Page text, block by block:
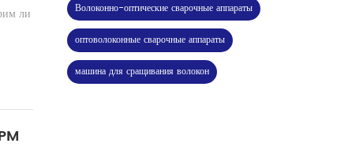
Волоконно-оптические сварочные аппараты
оптоволоконные сварочные аппараты
машина для сращивания волокон
ли